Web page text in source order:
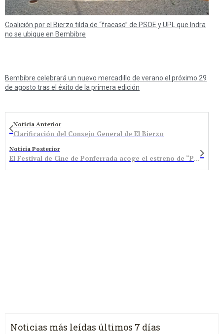
Coalición por el Bierzo tilda de “fracaso” de PSOE y UPL que Indra
no se ubique en Bembibre
Bembibre celebrará un nuevo mercadillo de verano el próximo 29
de agosto tras el éxito de la primera edición
Noticia Anterior
Clarificación del Consejo General de El Bierzo
Noticia Posterior
El Festival de Cine de Ponferrada acoge el estreno de “Paisajes Interiores”, de Gabriel Folgado
Noticias más leídas últimos 7 días